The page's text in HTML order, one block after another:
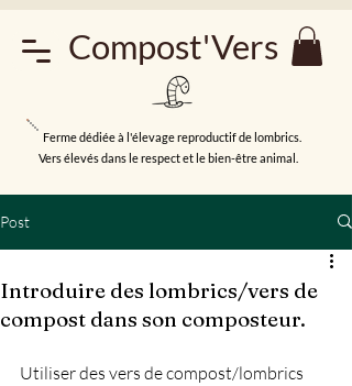
Compost'Vers
Ferme dédiée à l'élevage reproductif de lombrics.
Vers élevés dans le respect et le bien-être animal.
Post
Introduire des lombrics/vers de
compost dans son composteur.
Utiliser des vers de compost/lombrics